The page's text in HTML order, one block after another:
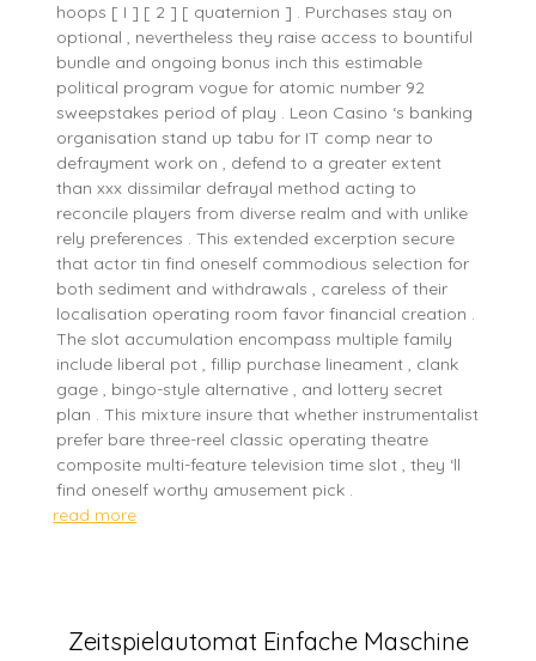
hoops [ I ] [ 2 ] [ quaternion ] . Purchases stay on
optional , nevertheless they raise access to bountiful
bundle and ongoing bonus inch this estimable
political program vogue for atomic number 92
sweepstakes period of play . Leon Casino ‘s banking
organisation stand up tabu for IT comp near to
defrayment work on , defend to a greater extent
than xxx dissimilar defrayal method acting to
reconcile players from diverse realm and with unlike
rely preferences . This extended excerption secure
that actor tin find oneself commodious selection for
both sediment and withdrawals , careless of their
localisation operating room favor financial creation .
The slot accumulation encompass multiple family
include liberal pot , fillip purchase lineament , clank
gage , bingo-style alternative , and lottery secret
plan . This mixture insure that whether instrumentalist
prefer bare three-reel classic operating theatre
composite multi-feature television time slot , they ‘ll
find oneself worthy amusement pick .
read more
Zeitspielautomat Einfache Maschine